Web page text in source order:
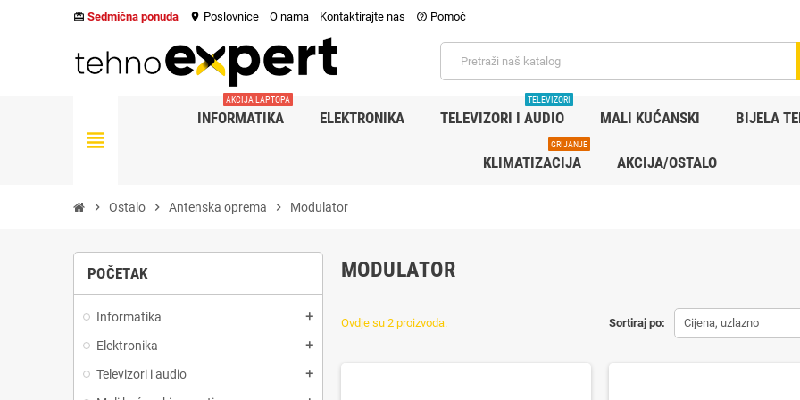
card_giftcard Sedmična ponuda location_on Poslovnice O nama Kontaktirajte nas help_outline Pomoć
view_headline
INFORMATIKA
AKCIJA LAPTOPA
ELEKTRONIKA TELEVIZORI I AUDIO
TELEVIZORI
MALI KUĆANSKI BIJELA
KLIMATIZACIJA
GRIJANJE
AKCIJA/OSTALO
chevron_right Ostalo chevron_right Antenska oprema chevron_right Modulator
POČETAK
Informatika add
Elektronika add
Televizori i audio add
MODULATOR
Sortiraj po: Cijena, uzlazno
Ovdje su 2 proizvoda.